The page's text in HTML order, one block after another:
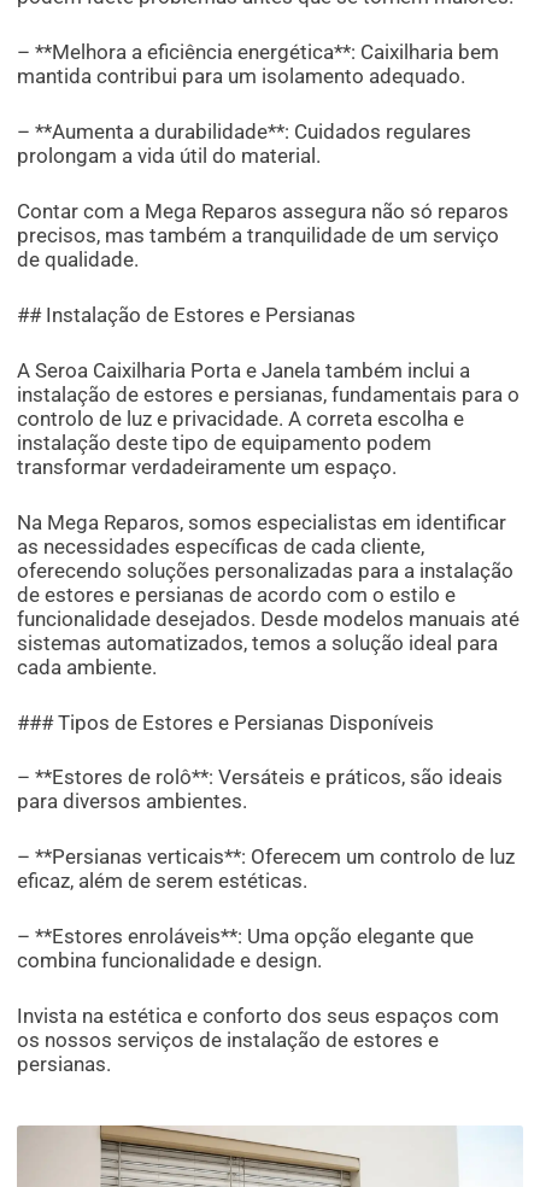
– **Melhora a eficiência energética**: Caixilharia bem
mantida contribui para um isolamento adequado.
– **Aumenta a durabilidade**: Cuidados regulares
prolongam a vida útil do material.
Contar com a Mega Reparos assegura não só reparos
precisos, mas também a tranquilidade de um serviço
de qualidade.
## Instalação de Estores e Persianas
A Seroa Caixilharia Porta e Janela também inclui a
instalação de estores e persianas, fundamentais para o
controlo de luz e privacidade. A correta escolha e
instalação deste tipo de equipamento podem
transformar verdadeiramente um espaço.
Na Mega Reparos, somos especialistas em identificar
as necessidades específicas de cada cliente,
oferecendo soluções personalizadas para a instalação
de estores e persianas de acordo com o estilo e
funcionalidade desejados. Desde modelos manuais até
sistemas automatizados, temos a solução ideal para
cada ambiente.
### Tipos de Estores e Persianas Disponíveis
– **Estores de rolô**: Versáteis e práticos, são ideais
para diversos ambientes.
– **Persianas verticais**: Oferecem um controlo de luz
eficaz, além de serem estéticas.
– **Estores enroláveis**: Uma opção elegante que
combina funcionalidade e design.
Invista na estética e conforto dos seus espaços com
os nossos serviços de instalação de estores e
persianas.